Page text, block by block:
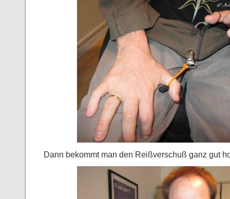
Dann bekommt man den Reißverschuß ganz gut